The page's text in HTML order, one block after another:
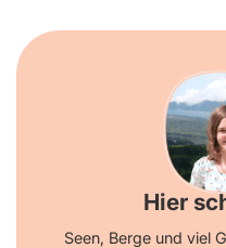
Hier
Seen, Berge und viel